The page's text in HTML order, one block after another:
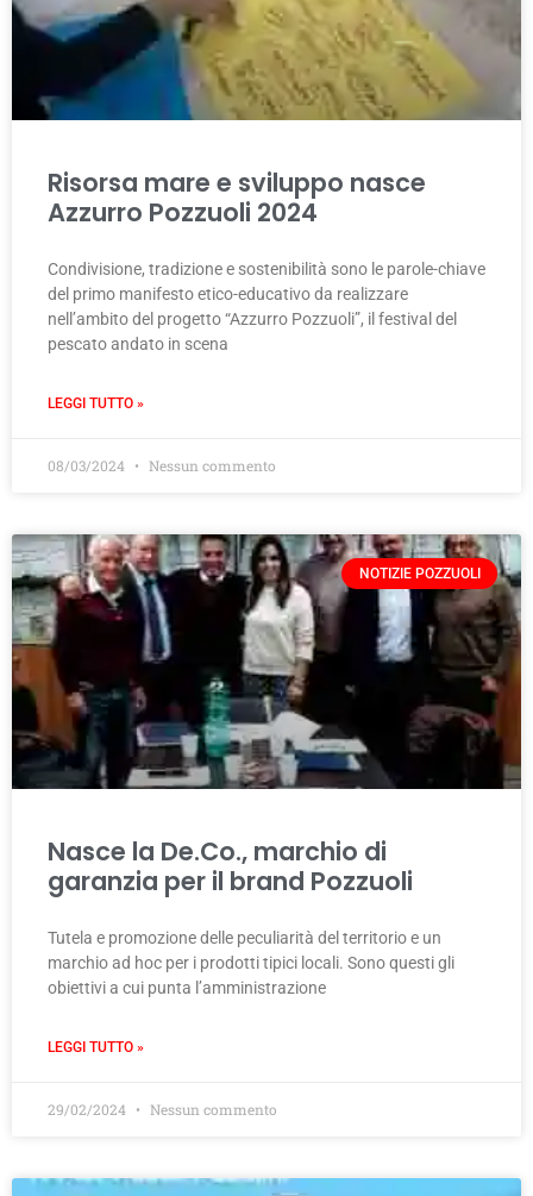
Risorsa mare e sviluppo nasce
Azzurro Pozzuoli 2024
Condivisione, tradizione e sostenibilità sono le parole-chiave
del primo manifesto etico-educativo da realizzare
nell’ambito del progetto “Azzurro Pozzuoli”, il festival del
pescato andato in scena
LEGGI TUTTO »
08/03/2024 Nessun commento
NOTIZIE POZZUOLI
Nasce la De.Co., marchio di
garanzia per il brand Pozzuoli
Tutela e promozione delle peculiarità del territorio e un
marchio ad hoc per i prodotti tipici locali. Sono questi gli
obiettivi a cui punta l’amministrazione
LEGGI TUTTO »
29/02/2024 Nessun commento